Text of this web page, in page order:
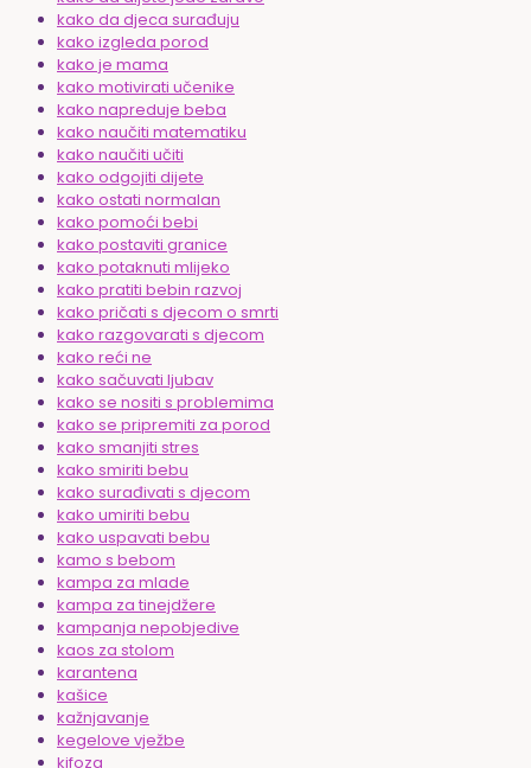
kako da djeca surađuju
kako izgleda porod
kako je mama
kako motivirati učenike
kako napreduje beba
kako naučiti matematiku
kako naučiti učiti
kako odgojiti dijete
kako ostati normalan
kako pomoći bebi
kako postaviti granice
kako potaknuti mlijeko
kako pratiti bebin razvoj
kako pričati s djecom o smrti
kako razgovarati s djecom
kako reći ne
kako sačuvati ljubav
kako se nositi s problemima
kako se pripremiti za porod
kako smanjiti stres
kako smiriti bebu
kako surađivati s djecom
kako umiriti bebu
kako uspavati bebu
kamo s bebom
kampa za mlade
kampa za tinejdžere
kampanja nepobjedive
kaos za stolom
karantena
kašice
kažnjavanje
kegelove vježbe
kifoza